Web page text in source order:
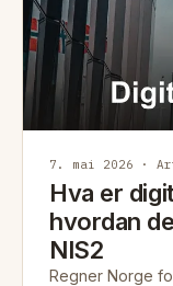
7. mai 2026 ·
Hva er
hvordan
NIS2
Regner Norge